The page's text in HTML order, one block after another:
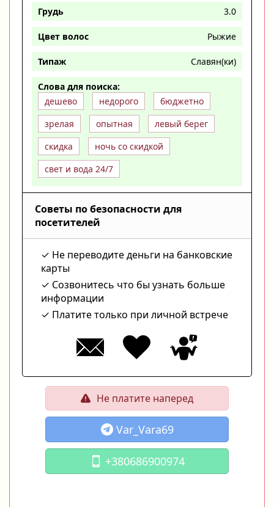
Грудь 3.0
Цвет волос Рыжие
Типаж Славян(ки)
Слова для поиска:
дешево
недорого
бюджетно
зрелая
опытная
левый берег
скидка
ночь со скидкой
свет и вода 24/7
Советы по безопасности для
посетителей
Не переводите деньги на банковские
карты
Созвонитесь что бы узнать больше
информации
Платите только при личной встрече
Не платите наперед
Var_Vara69
+380686900974